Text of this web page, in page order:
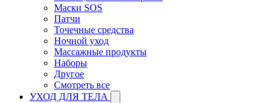
Маски SOS
Патчи
Точечные средства
Ночной уход
Массажные продукты
Наборы
Другое
Смотреть все
УХОД ДЛЯ ТЕЛА